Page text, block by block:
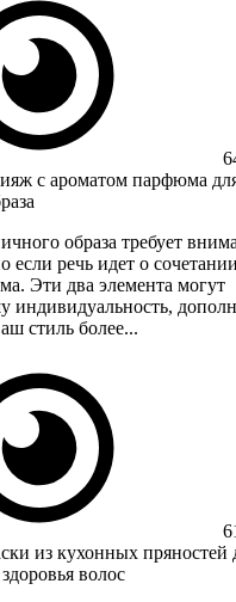
с ароматом парфюма
образа требует
если речь идет о
Эти два элемента могут
индивидуальность,
стиль более...
из кухонных пряностей
волос